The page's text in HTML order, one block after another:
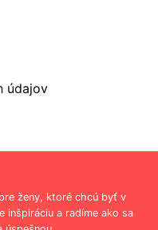
údajov
ženy, ktoré chcú byť v
inšpiráciu a radíme ako sa